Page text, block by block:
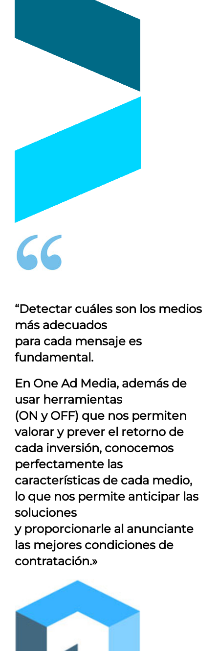
“Detectar cuáles son los medios
más adecuados
para cada mensaje es
fundamental.
En One Ad Media, además de
usar herramientas
(ON y OFF) que nos permiten
valorar y prever el retorno de
cada inversión, conocemos
perfectamente las
características de cada medio,
lo que nos permite anticipar las
soluciones
y proporcionarle al anunciante
las mejores condiciones de
contratación.»